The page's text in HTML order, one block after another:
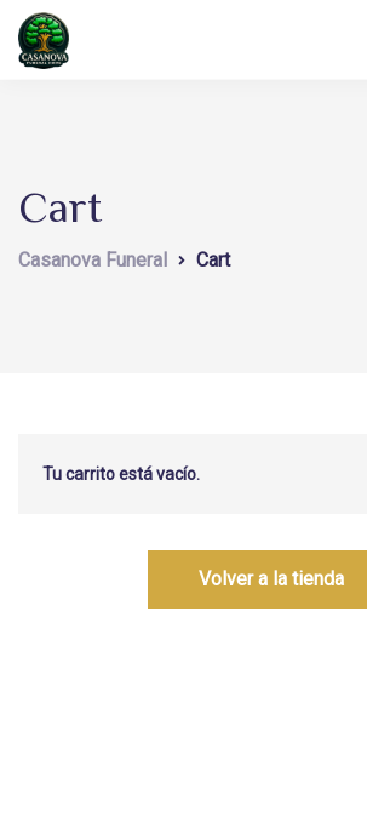
Cart
Casanova Funeral Cart
Tu carrito está vacío.
Volver a la tienda